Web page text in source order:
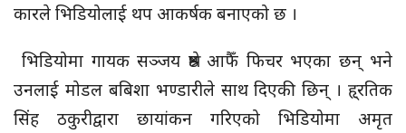
कारले भिडियोलाई थप आकर्षक बनाएको छ ।
भिडियोमा गायक सञ्जय श्रेष्ठ आफैँ फिचर भएका छन् भने
उनलाई मोडल बबिशा भण्डारीले साथ दिएकी छिन् । हृ्रतिक
सिंह ठकुरीद्वारा छायांकन गरिएको भिडियोमा अमृत